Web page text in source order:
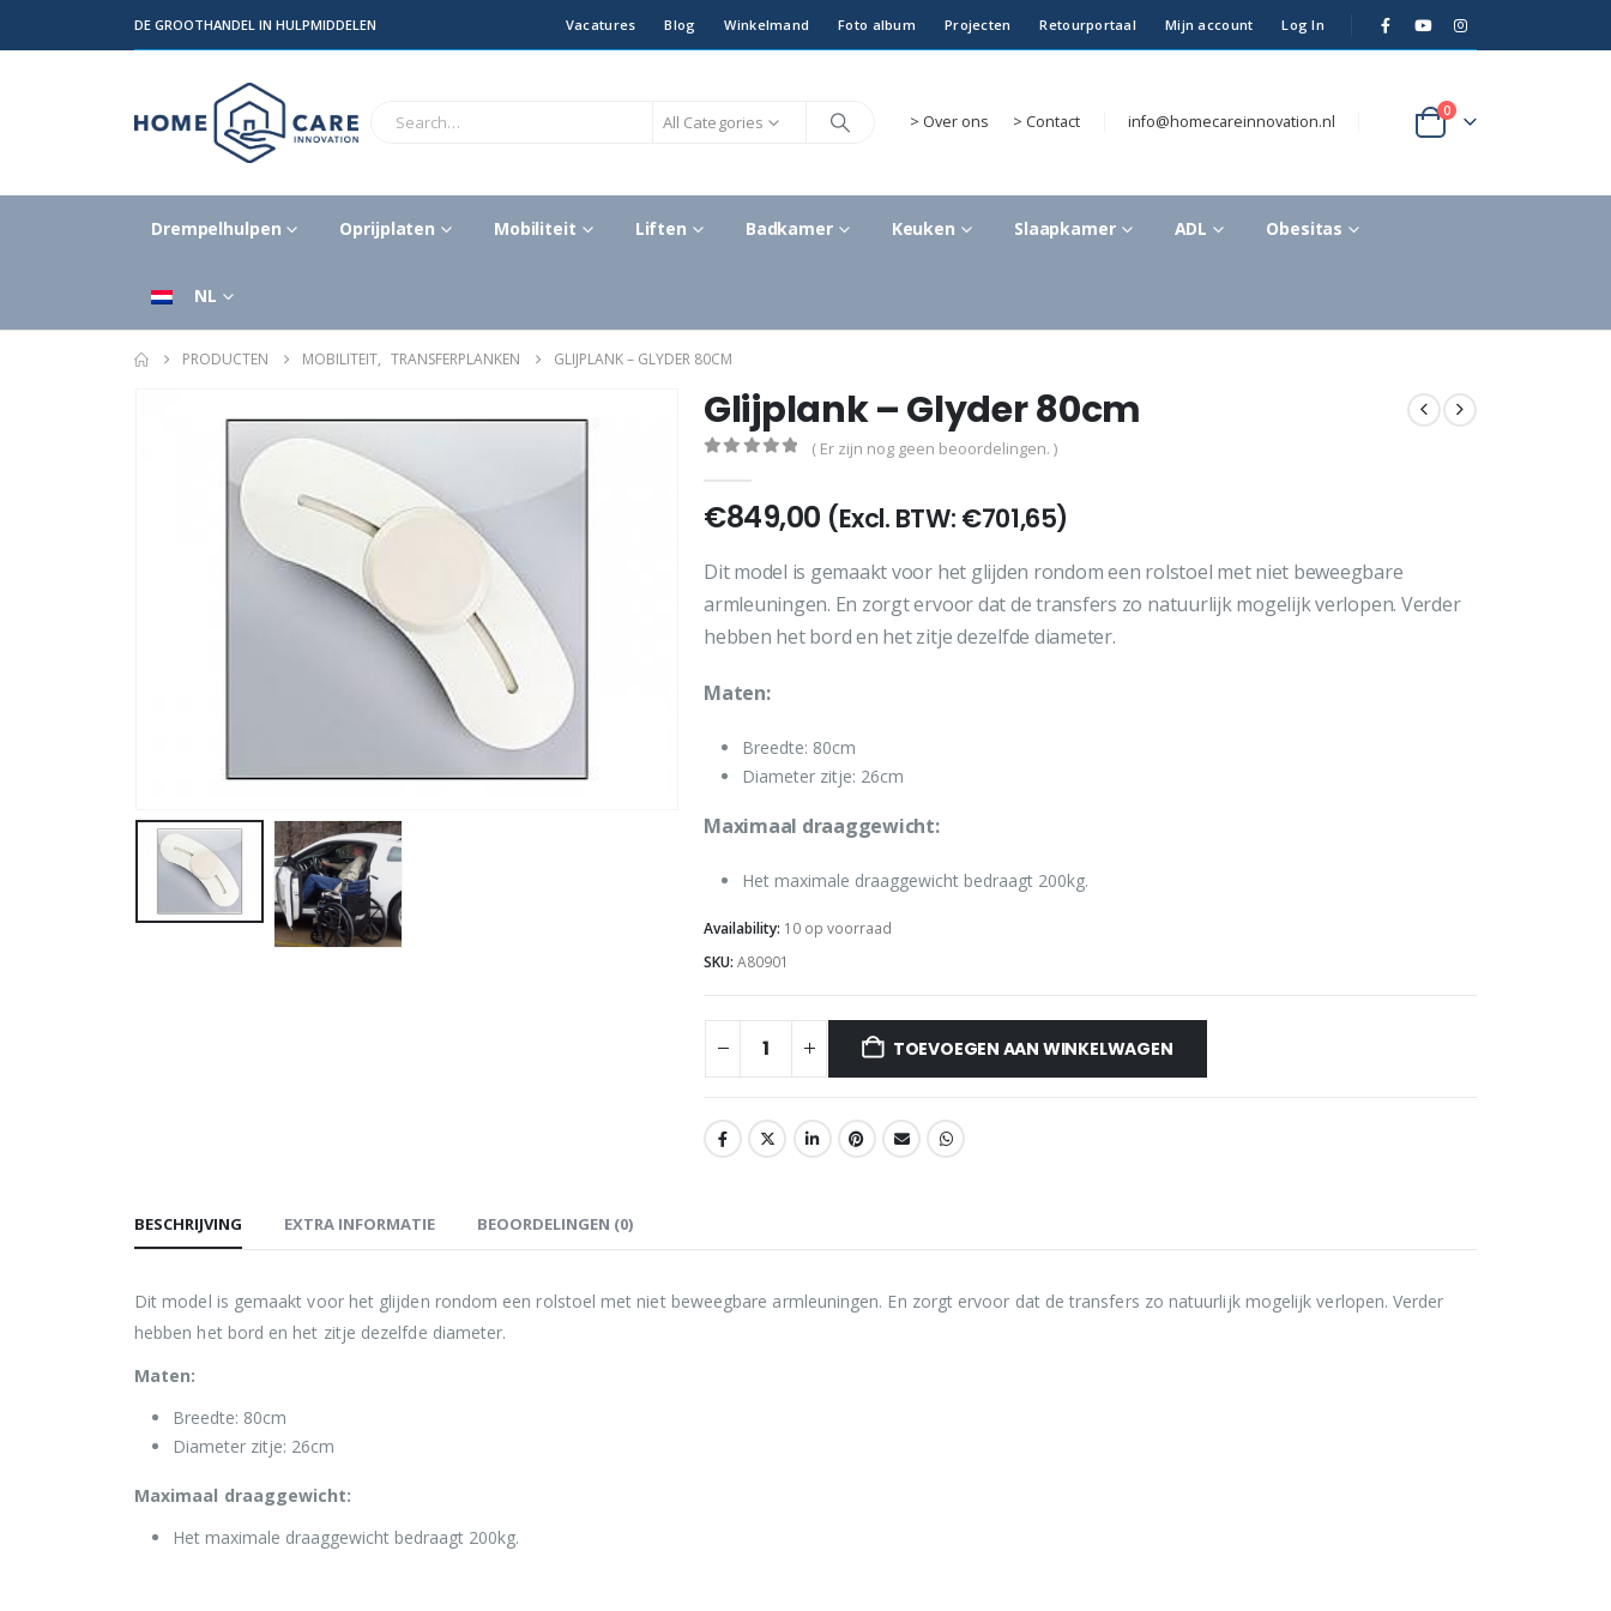
DE GROOTHANDEL IN HULPMIDDELEN Vacatures Blog Winkelmand Foto album Projecten Retourportaal Mijn account Log In
All Categories > Over ons > Contact info@homecareinnovation.nl
0
Drempelhulpen Oprijplaten Mobiliteit Liften Badkamer Keuken Slaapkamer ADL Obesitas
NL
PRODUCTEN MOBILITEIT, TRANSFERPLANKEN GLIJPLANK – GLYDER 80CM
Glijplank – Glyder 80cm
( Er zijn nog geen beoordelingen. )
€849,00 (Excl. BTW: €701,65)
Dit model is gemaakt voor het glijden rondom een rolstoel met niet beweegbare
armleuningen. En zorgt ervoor dat de transfers zo natuurlijk mogelijk verlopen. Verder
hebben het bord en het zitje dezelfde diameter.
Maten:
Breedte: 80cm
Diameter zitje: 26cm
Maximaal draaggewicht:
Het maximale draaggewicht bedraagt 200kg.
Availability: 10 op voorraad
SKU: A80901
TOEVOEGEN AAN WINKELWAGEN
BESCHRIJVING EXTRA INFORMATIE BEOORDELINGEN (0)
Dit model is gemaakt voor het glijden rondom een rolstoel met niet beweegbare armleuningen. En zorgt ervoor dat de transfers zo natuurlijk mogelijk verlopen. Verder
hebben het bord en het zitje dezelfde diameter.
Maten:
Breedte: 80cm
Diameter zitje: 26cm
Maximaal draaggewicht:
Het maximale draaggewicht bedraagt 200kg.